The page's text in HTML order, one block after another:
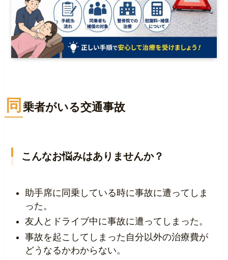
同 乗者がいる交通事故
こんなお悩みはありませんか？
助手席に同乗している時に事故に遭ってしま
った。
友人とドライブ中に事故に遭ってしまった。
事故を起こしてしまった自分以外の治療費が
どうなるかわからない。